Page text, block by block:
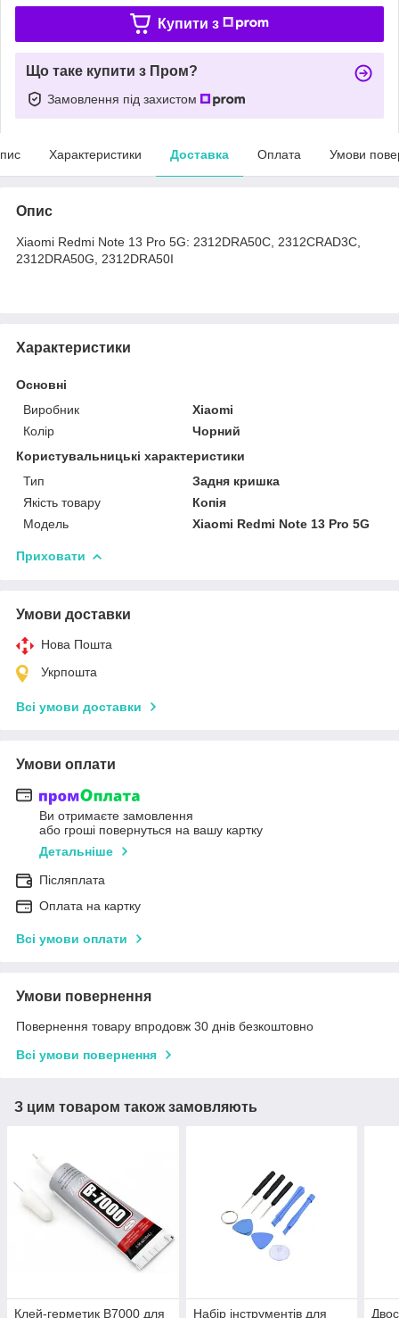
Купити з
Що таке купити з Пром?
Замовлення під захистом
Характеристики Доставка Оплата Умови
Опис
Xiaomi Redmi Note 13 Pro 5G: 2312DRA50C, 2312CRAD3C,
2312DRA50G, 2312DRA50I
Характеристики
Основні
Виробник
Xiaomi
Колір
Чорний
Користувальницькі характеристики
Тип
Задня кришка
Якість товару
Копія
Мoдель
Xiaomi Redmi Note 13 Pro 5G
Приховати
Умови доставки
Нова Пошта
Укрпошта
Всі умови доставки
Умови оплати
Ви отримаєте замовлення
або гроші повернуться на вашу картку
Детальніше
Післяплата
Оплата на картку
Всі умови оплати
Умови повернення
Повернення товару впродовж 30 днів безкоштовно
Всі умови повернення
З цим товаром також замовляють
Клей-герметик B7000 для Набір інструментів для